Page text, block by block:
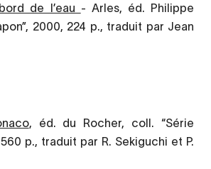
de l’eau - Arles, éd. Philippe
2000, 224 p., traduit par Jean
, éd. du Rocher, coll. “Série
560 p., traduit par R. Sekiguchi et P.